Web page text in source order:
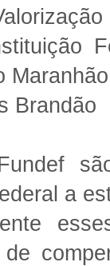
Brandão
a